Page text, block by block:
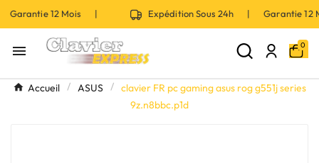
12 Mois | Expédition Sous 24h | Garantie
 0
Accueil ASUS
clavier FR pc gaming asus rog g551j series
9z.n8bbc.p1d